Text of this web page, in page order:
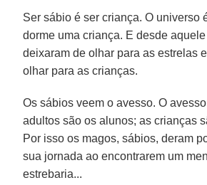
Ser sábio é ser criança. O universo
dorme uma criança. E desde
deixaram de olhar para as estrelas
olhar para as crianças.
Os sábios veem o avesso. O
adultos são os alunos; as crianças
Por isso os magos, sábios, deram
sua jornada ao encontrarem um
estrebaria...